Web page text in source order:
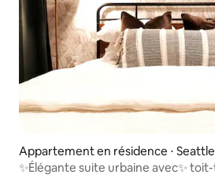
Appartement en résidence ⋅ Seattle
✨️Élégante suite urbaine avec✨️